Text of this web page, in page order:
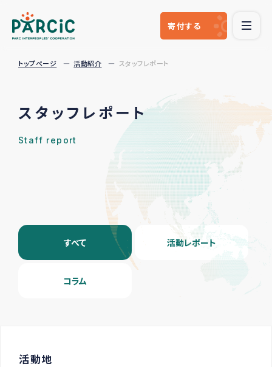
寄付する
トップページ 活動紹介 スタッフレポート
スタッフレポート
Staff report
すべて 活動レポート
コラム
活動地